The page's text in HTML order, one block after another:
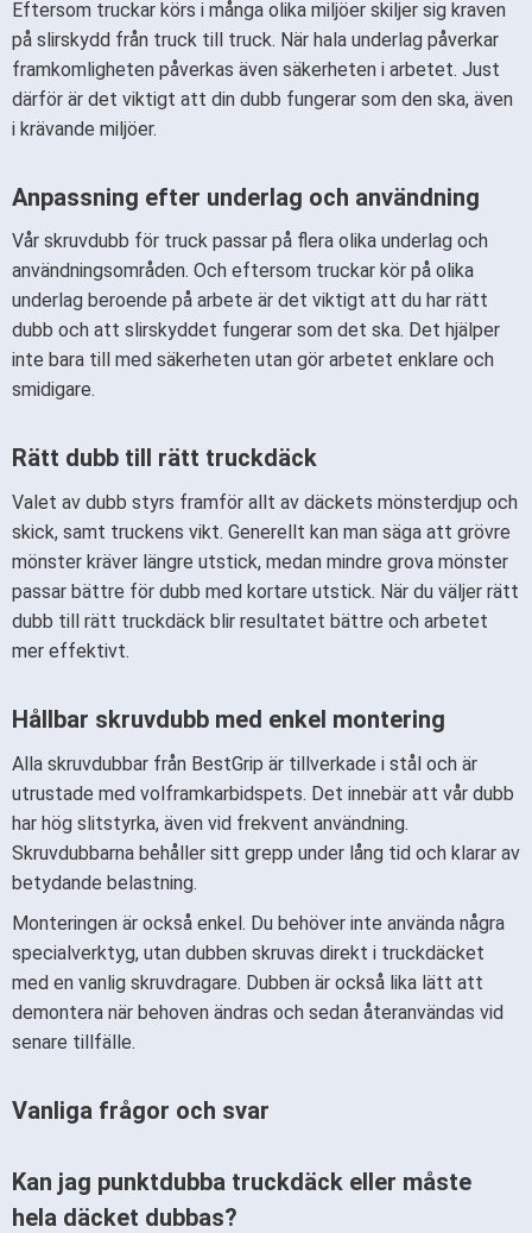
Eftersom truckar körs i många olika miljöer skiljer sig kraven
på slirskydd från truck till truck. När hala underlag påverkar
framkomligheten påverkas även säkerheten i arbetet. Just
därför är det viktigt att din dubb fungerar som den ska, även
i krävande miljöer.
Anpassning efter underlag och användning
Vår skruvdubb för truck passar på flera olika underlag och
användningsområden. Och eftersom truckar kör på olika
underlag beroende på arbete är det viktigt att du har rätt
dubb och att slirskyddet fungerar som det ska. Det hjälper
inte bara till med säkerheten utan gör arbetet enklare och
smidigare.
Rätt dubb till rätt truckdäck
Valet av dubb styrs framför allt av däckets mönsterdjup och
skick, samt truckens vikt. Generellt kan man säga att grövre
mönster kräver längre utstick, medan mindre grova mönster
passar bättre för dubb med kortare utstick. När du väljer rätt
dubb till rätt truckdäck blir resultatet bättre och arbetet
mer effektivt.
Hållbar skruvdubb med enkel montering
Alla skruvdubbar från BestGrip är tillverkade i stål och är
utrustade med volframkarbidspets. Det innebär att vår dubb
har hög slitstyrka, även vid frekvent användning.
Skruvdubbarna behåller sitt grepp under lång tid och klarar av
betydande belastning.
Monteringen är också enkel. Du behöver inte använda några
specialverktyg, utan dubben skruvas direkt i truckdäcket
med en vanlig skruvdragare. Dubben är också lika lätt att
demontera när behoven ändras och sedan återanvändas vid
senare tillfälle.
Vanliga frågor och svar
Kan jag punktdubba truckdäck eller måste
hela däcket dubbas?